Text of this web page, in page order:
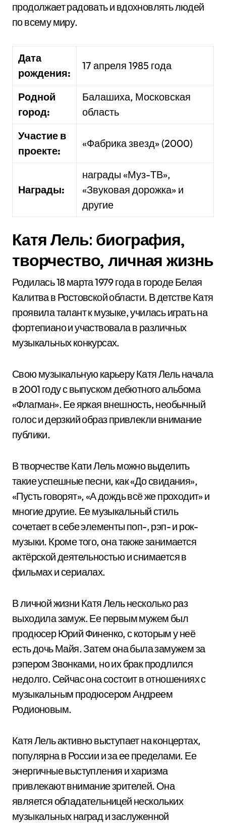
продолжает радовать и вдохновлять людей
по всему миру.
Дата
рождения:
17 апреля 1985 года
Родной
город:
Балашиха, Московская
область
Участие в
проекте:
«Фабрика звезд» (2000)
Награды:
награды «Муз-ТВ»,
«Звуковая дорожка» и
другие
Катя Лель: биография,
творчество, личная жизнь
Родилась 18 марта 1979 года в городе Белая
Калитва в Ростовской области. В детстве Катя
проявила талант к музыке, училась играть на
фортепиано и участвовала в различных
музыкальных конкурсах.
Свою музыкальную карьеру Катя Лель начала
в 2001 году с выпуском дебютного альбома
«Флагман». Ее яркая внешность, необычный
голос и дерзкий образ привлекли внимание
публики.
В творчестве Кати Лель можно выделить
такие успешные песни, как «До свидания»,
«Пусть говорят», «А дождь всё же проходит» и
многие другие. Ее музыкальный стиль
сочетает в себе элементы поп-, рэп- и рок-
музыки. Кроме того, она также занимается
актёрской деятельностью и снимается в
фильмах и сериалах.
В личной жизни Катя Лель несколько раз
выходила замуж. Ее первым мужем был
продюсер Юрий Финенко, с которым у неё
есть дочь Майя. Затем она была замужем за
рэпером Звонками, но их брак продлился
недолго. Сейчас она состоит в отношениях с
музыкальным продюсером Андреем
Родионовым.
Катя Лель активно выступает на концертах,
популярна в России и за ее пределами. Ее
энергичные выступления и харизма
привлекают внимание зрителей. Она
является обладательницей нескольких
музыкальных наград и заслуженной